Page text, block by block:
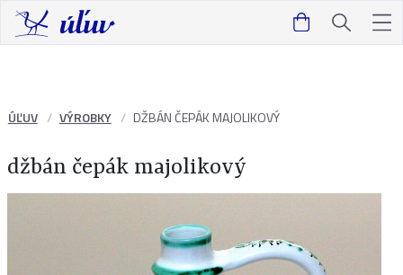
ÚĽUV VÝROBKY DŽBÁN ČEPÁK MAJOLIKOVÝ
džbán čepák majolikový